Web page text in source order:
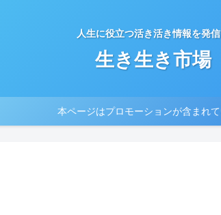
人生に役立つ活き活き情報を発信
生き生き市場
本ページはプロモーションが含まれ